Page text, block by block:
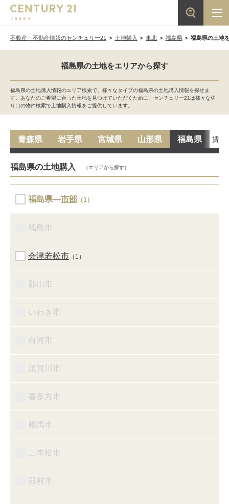
不動産・不動産情報のセンチュリー21 土地購入 東北 福島県 福島県の土地
福島県の土地をエリアから探す
福島県の土地購入情報のエリア検索で、様々なタイプの福島県の土地購入情報を探せま
す。あなたのご希望に合った土地を見つけていただくために、センチュリー21は様々な切
り口の物件検索で土地購入情報をご提供しています。
青森県 岩手県 宮城県 山形県 福島県 賃貸
福島県の土地購入 （エリアから探す）
福島県―市部 （1）
福島市
会津若松市 （1）
郡山市
いわき市
白河市
須賀川市
喜多方市
相馬市
二本松市
田村市